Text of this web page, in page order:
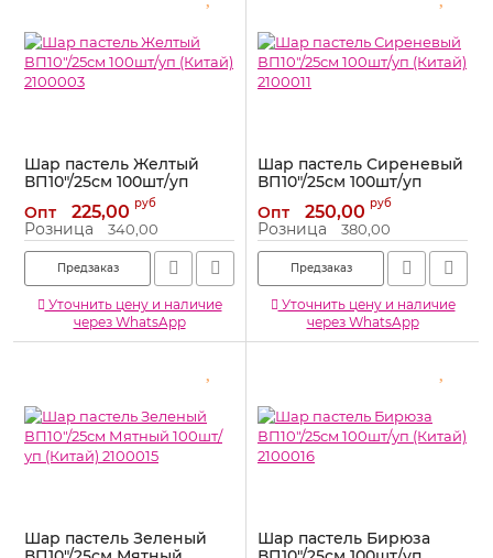
Шар пастель Желтый
ВП10"/25см 100шт/уп
(Китай) 2100003
Артикул: 2100003
Опт 225,00 руб
Розница 340,00
Предзаказ
Уточнить цену и наличие
через WhatsApp
Шар пастель Сиреневый
ВП10"/25см 100шт/уп
(Китай) 2100011
Артикул: 2100011
Опт 250,00 руб
Розница 380,00
Предзаказ
Уточнить цену и наличие
через WhatsApp
Шар пастель Зеленый
Шар пастель Бирюза